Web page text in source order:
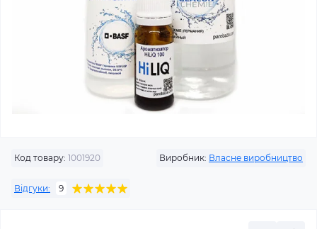
Код товару: 1001920 Виробник: Власне виробництво
Відгуки: 9